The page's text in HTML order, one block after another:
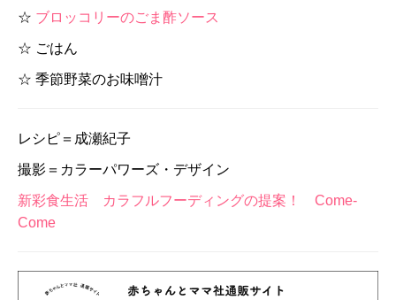
☆ ブロッコリーのごま酢ソース
☆ ごはん
☆ 季節野菜のお味噌汁
レシピ＝成瀬紀子
撮影＝カラーパワーズ・デザイン
新彩食生活 カラフルフーディングの提案！ Come-
Come